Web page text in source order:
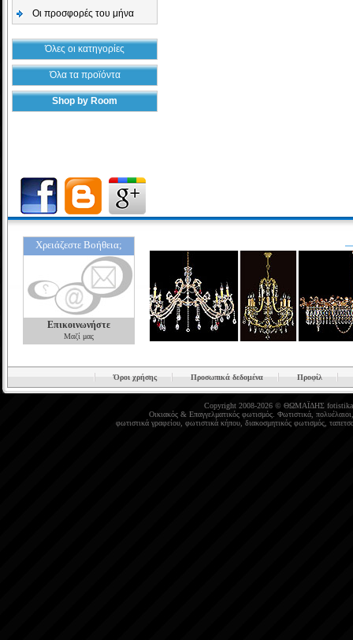
Οι προσφορές του μήνα
Όλες οι κατηγορίες
Όλα τα προϊόντα
Shop by Room
Χρειάζεστε Βοήθεια;
Επικοινωνήστε
Μαζί μας
Όροι χρήσης Προσωπικά δεδομένα Προφίλ
Copyright 2008-2026 © ΘΩΜΑΪΔΗΣ
Οικιακός& Επαγγελματικός φωτισμός. Φωτιστικά, πολυέλαιοι
φωτιστικά γραφείου, φωτιστικά κήπου, διακοσμητικός φωτισμός,